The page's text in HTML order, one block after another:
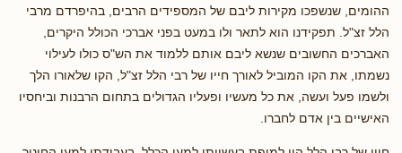
ההומים, שנשפכו מקירות ליבם של המספידים הרבים, בהיפרדם מרבי
הלל זצ"ל. תפקידנו הוא לתאר ולו במעט בפני אברכי הכולל היקרים,
האברכים החשובים שנשא ליבם אותם ללמוד את הש"ס כולו לעילוי
נשמתו, את הקו המוביל לאורך חייו של רבי הלל זצ"ל, הקו שלאורו הלך
ולשמו פעל ועשה, את כל מעשיו ופעליו הגדולים בתחום הרבנות וביחסיו
האישיים בין אדם לחברו.